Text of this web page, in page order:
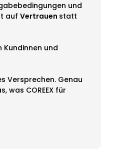
und
auf Vertrauen statt
und
Versprechen. Genau
was COREEX für